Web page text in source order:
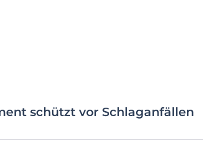
schützt vor Schlaganfällen